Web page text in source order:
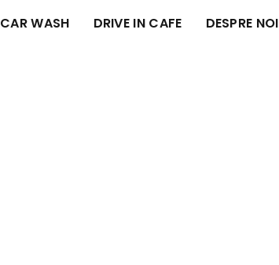
CAR WASH DRIVE IN CAFE DESPRE NOI